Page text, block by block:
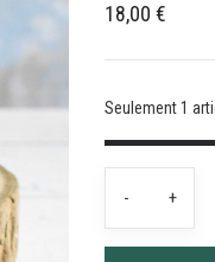
18,00 €
Seulement 1
-
Longe
+